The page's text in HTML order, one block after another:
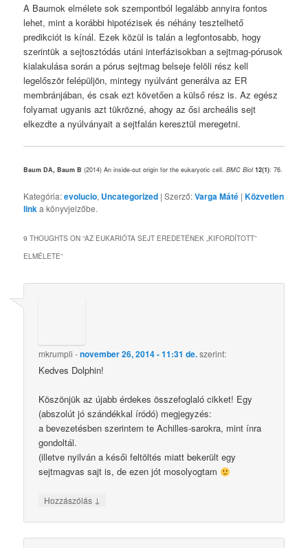
A Baumok elmélete sok szempontból legalább annyira fontos
lehet, mint a korábbi hipotézisek és néhány tesztelhető
predikciót is kínál. Ezek közül is talán a legfontosabb, hogy
szerintük a sejtosztódás utáni interfázisokban a sejtmag-pórusok
kialakulása során a pórus sejtmag belseje felöli rész kell
legelőször felépüljön, mintegy nyúlvánt generálva az ER
membránjában, és csak ezt követően a külső rész is. Az egész
folyamat ugyanis azt tükrözné, ahogy az ősi archeális sejt
elkezdte a nyúlványait a sejtfalán keresztül meregetni.
Baum DA, Baum B (2014) An inside-out origin for the eukaryotic cell.BMC Biol 12(1): 76.
Kategória:evolucio, Uncategorized | Szerző:Varga Máté |Közvetlen
linka könyvjelzőbe.
9 THOUGHTS ON “AZ EUKARIÓTA SEJT EREDETÉNEK „KIFORDÍTOTT”
ELMÉLETE”
mkrumpli -november 26, 2014 - 11:31 de.szerint:
Kedves Dolphin!
Köszönjük az újabb érdekes összefoglaló cikket! Egy
(abszolút jó szándékkal íródó) megjegyzés:
a bevezetésben szerintem te Achilles-sarokra, mint ínra
gondoltál.
(illetve nyilván a késői feltöltés miatt bekerült egy
sejtmagvas sajt is, de ezen jót mosolyogtam
Hozzászólás ↓